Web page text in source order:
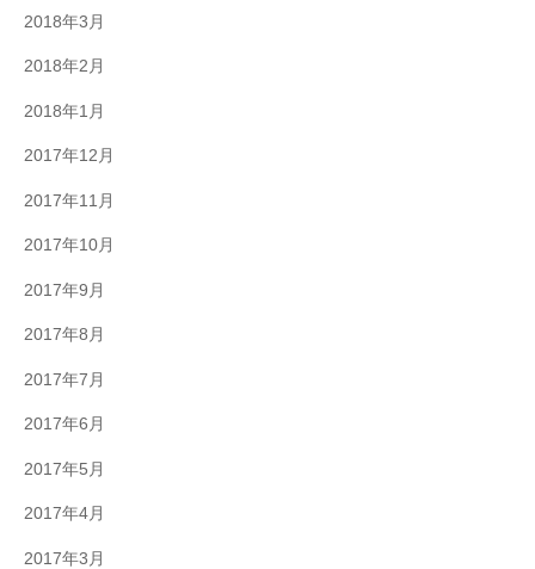
2018年3月
2018年2月
2018年1月
2017年12月
2017年11月
2017年10月
2017年9月
2017年8月
2017年7月
2017年6月
2017年5月
2017年4月
2017年3月